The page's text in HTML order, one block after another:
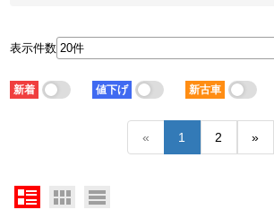
新着順
古い順
新しい順
走行距離
少ない順
多い順
安い順
積載量
多い順
車検残
短い順
表示件数
新着 値下げ 新古車
« 1 2 »